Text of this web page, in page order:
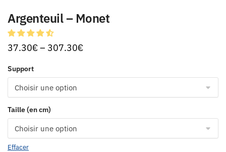
Argenteuil – Monet
37.30€– 307.30€
Support
Taille (en cm)
Effacer